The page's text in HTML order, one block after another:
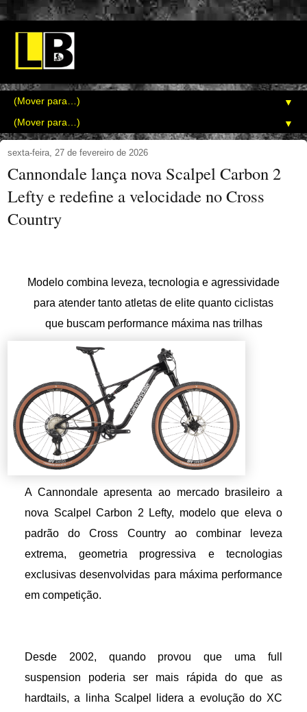
▼
▼
sexta-feira, 27 de fevereiro de 2026
Cannondale lança nova Scalpel Carbon 2
Lefty e redefine a velocidade no Cross
Country
Modelo combina leveza, tecnologia e agressividade
para atender tanto atletas de elite quanto ciclistas
que buscam performance máxima nas trilhas
A Cannondale apresenta ao mercado brasileiro a
nova Scalpel Carbon 2 Lefty, modelo que eleva o
padrão do Cross Country ao combinar leveza
extrema, geometria progressiva e tecnologias
exclusivas desenvolvidas para máxima performance
em competição.
Desde 2002, quando provou que uma full
suspension poderia ser mais rápida do que as
hardtails, a linha Scalpel lidera a evolução do XC